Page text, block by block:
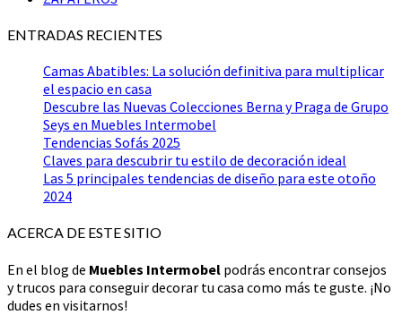
ENTRADAS RECIENTES
Camas Abatibles: La solución definitiva para multiplicar
el espacio en casa
Descubre las Nuevas Colecciones Berna y Praga de Grupo
Seys en Muebles Intermobel
Tendencias Sofás 2025
Claves para descubrir tu estilo de decoración ideal
Las 5 principales tendencias de diseño para este otoño
2024
ACERCA DE ESTE SITIO
En el blog de Muebles Intermobel podrás encontrar consejos
y trucos para conseguir decorar tu casa como más te guste. ¡No
dudes en visitarnos!